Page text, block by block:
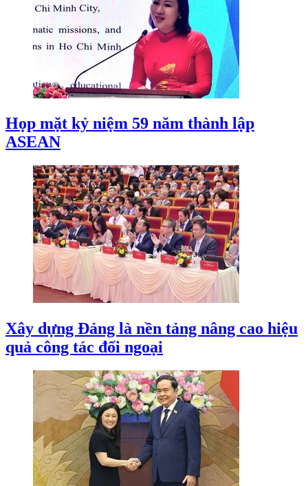
Họp mặt kỷ niệm 59 năm thành lập
ASEAN
Xây dựng Đảng là nền tảng nâng cao hiệu
quả công tác đối ngoại